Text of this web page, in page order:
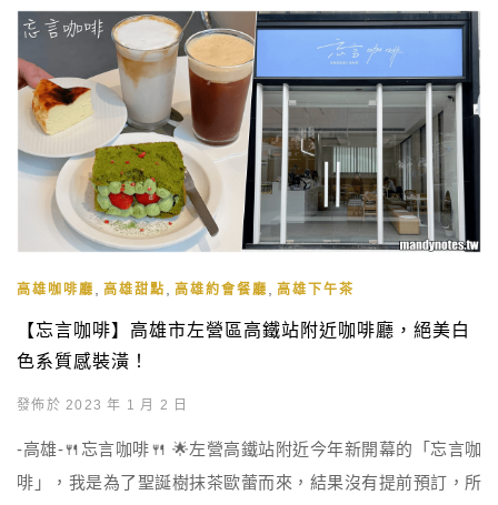
高雄咖啡廳 高雄甜點 高雄約會餐廳 高雄下午茶
【忘言咖啡】高雄市左營區高鐵站附近咖啡廳，絕美白
色系質感裝潢！
發佈於 2023 年 1 月 2 日
-高雄-🍴忘言咖啡🍴 🌟左營高鐵站附近今年新開幕的「忘言咖
啡」，我是為了聖誕樹抹茶歐蕾而來，結果沒有提前預訂，所